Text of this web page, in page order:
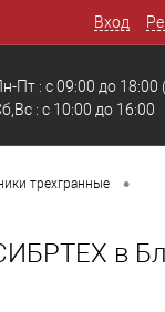
Вход
Пт : с 09:00 до 18:00
: c 10:00 до 16:00
трехгранные •
в